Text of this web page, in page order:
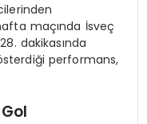
maçında İsveç
dakikasında
performans,